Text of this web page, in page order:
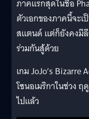
ภาคแรกสุดในชื่อ
ตัวเอกของภาคนี้จะเ
สแตนด์ แต่ก็ยังคงมีลี
ร่วมกันสู้ด้วย
เกม JoJo’s Bizarre
โซนอเมริกาในช่วง
ไปแล้ว